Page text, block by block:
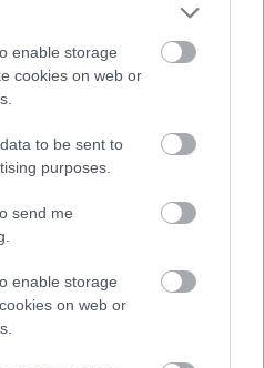
enable storage
cookies on web or
to be sent to
purposes.
send me
enable storage
on web or
jönnek
ámulunk!